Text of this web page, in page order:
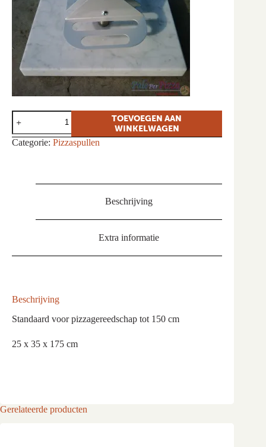
Standaard
met
marmeren
voet
TOEVOEGEN AAN
WINKELWAGEN
Categorie: Pizzaspullen
Beschrijving
Extra informatie
Beschrijving
Standaard voor pizzagereedschap tot 150 cm
25 x 35 x 175 cm
Gerelateerde producten